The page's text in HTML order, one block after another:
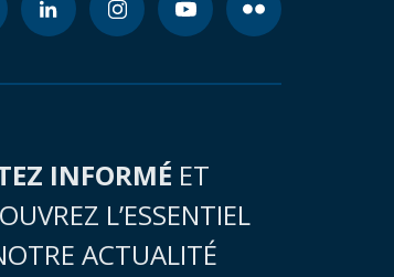
INFORMÉ ET
L’ESSENTIEL
ACTUALITÉ